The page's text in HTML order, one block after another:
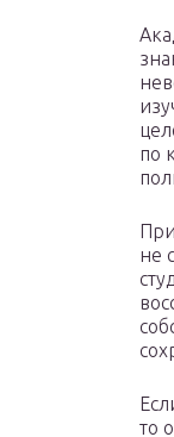
по
не
то